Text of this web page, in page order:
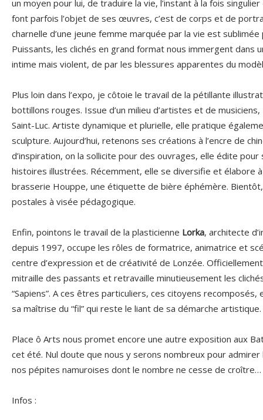
un moyen pour lui, de traduire la vie, l’instant à la fois
font parfois l’objet de ses œuvres, c’est de corps et de
charnelle d’une jeune femme marquée par la vie est
Puissants, les clichés en grand format nous immergent dans
intime mais violent, de par les blessures apparentes du
Plus loin dans l’expo, je côtoie le travail de la pétillante
bottillons rouges. Issue d’un milieu d’artistes et de
Saint-Luc. Artiste dynamique et plurielle, elle pratique
sculpture. Aujourd’hui, retenons ses créations à l’encre de
d’inspiration, on la sollicite pour des ouvrages, elle édite
histoires illustrées. Récemment, elle se diversifie et élabore
brasserie Houppe, une étiquette de bière éphémère.
postales à visée pédagogique.
Enfin, pointons le travail de la plasticienne Lorka, architecte
depuis 1997, occupe les rôles de formatrice, animatrice et
centre d’expression et de créativité de Lonzée.
mitraille des passants et retravaille minutieusement les
“Sapiens”. A ces êtres particuliers, ces citoyens recomposés,
sa maîtrise du “fil” qui reste le liant de sa démarche artistique.
Place ô Arts nous promet encore une autre exposition aux
cet été. Nul doute que nous y serons nombreux pour
nos pépites namuroises dont le nombre ne cesse de croître…
Infos :